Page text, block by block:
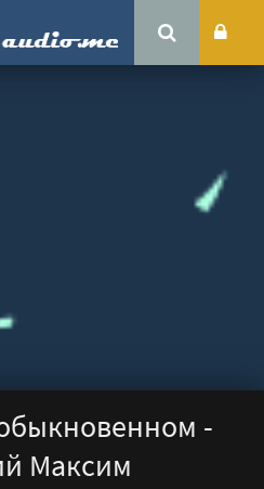
-
Максим